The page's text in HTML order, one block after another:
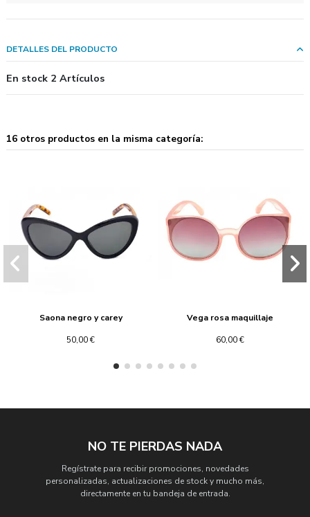
DETALLES DEL PRODUCTO
En stock 2 Artículos
16 otros productos en la misma categoría:
Saona negro y carey
50,00 €
Vega rosa maquillaje
60,00 €
NO TE PIERDAS NADA
Regístrate para recibir promociones, novedades
personalizadas, actualizaciones de stock y mucho más,
directamente en tu bandeja de entrada.